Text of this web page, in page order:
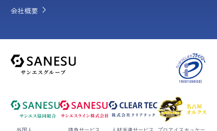
会社概要 chevron_right